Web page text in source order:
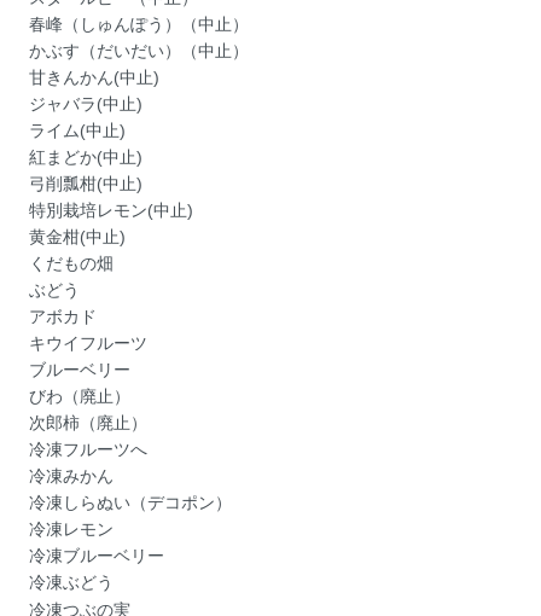
春峰（しゅんぽう）（中止）
かぶす（だいだい）（中止）
甘きんかん(中止)
ジャバラ(中止)
ライム(中止)
紅まどか(中止)
弓削瓢柑(中止)
特別栽培レモン(中止)
黄金柑(中止)
くだもの畑
ぶどう
アボカド
キウイフルーツ
ブルーベリー
びわ（廃止）
次郎柿（廃止）
冷凍フルーツへ
冷凍みかん
冷凍しらぬい（デコポン）
冷凍レモン
冷凍ブルーベリー
冷凍ぶどう
冷凍つぶの実